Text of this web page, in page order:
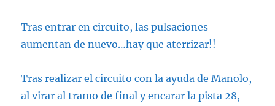
Tras entrar en circuito, las pulsaciones
aumentan de nuevo…hay que aterrizar!!
Tras realizar el circuito con la ayuda de Manolo,
al virar al tramo de final y encarar la pista 28,